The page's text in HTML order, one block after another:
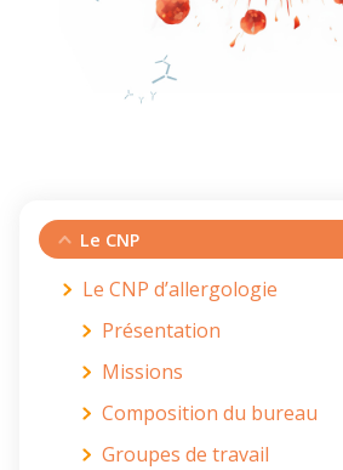
Le CNP
Le CNP d’allergologie
Présentation
Missions
Composition du bureau
Groupes de travail